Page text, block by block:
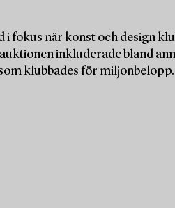
när konst och design
inkluderade bland
klubbades för miljonbelopp.